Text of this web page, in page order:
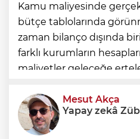
Kamu maliyesinde
bütçe tablolarında
zaman bilanço dışında
farklı kurumların
maliyetler geleceğe
yalnızca bütçe açığına
Mesut Akça
Yapay zekâ